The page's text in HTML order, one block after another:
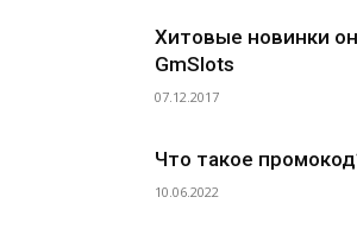
Хитовые новинки
GmSlots
07.12.2017
Что такое
10.06.2022